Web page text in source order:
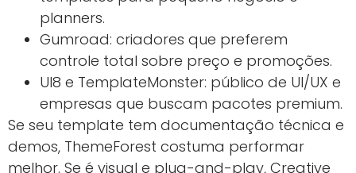
planners.
Gumroad: criadores que preferem
controle total sobre preço e promoções.
UI8 e TemplateMonster: público de UI/UX e
empresas que buscam pacotes premium.
Se seu template tem documentação técnica e
demos, ThemeForest costuma performar
melhor. Se é visual e plug-and-play, Creative